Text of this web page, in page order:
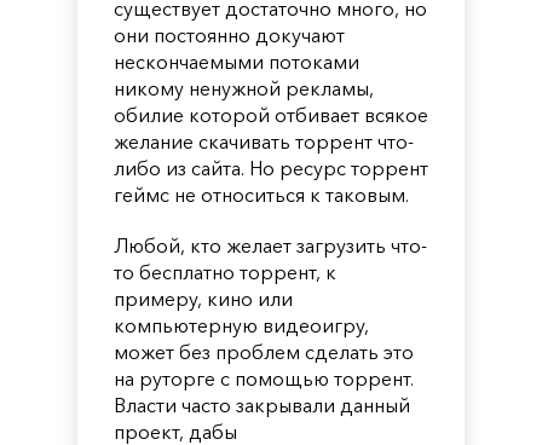
существует достаточно много, но
они постоянно докучают
нескончаемыми потоками
никому ненужной рекламы,
обилие которой отбивает всякое
желание скачивать торрент что-
либо из сайта. Но ресурс торрент
геймс не относиться к таковым.
Любой, кто желает загрузить что-
то бесплатно торрент, к
примеру, кино или
компьютерную видеоигру,
может без проблем сделать это
на руторге с помощью торрент.
Власти часто закрывали данный
проект, дабы